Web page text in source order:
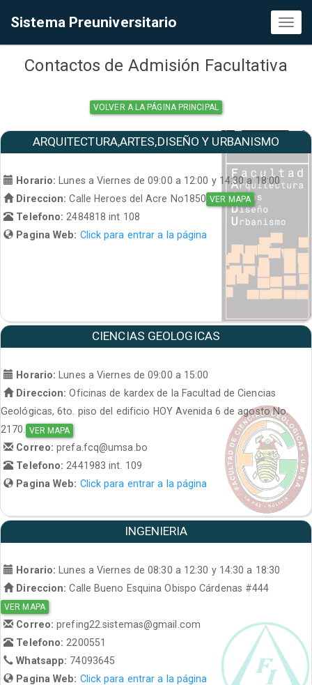
Sistema Preuniversitario
Contactos de Admisión Facultativa
VOLVER A LA PÁGINA PRINCIPAL
ARQUITECTURA,ARTES,DISEÑO Y URBANISMO
Horario:
Lunes a Viernes de 09:00 a 12:00 y 14:30 a 18:00
Direccion: Calle Heroes del Acre No1850 VER MAPA
Telefono: 2484818 int 108
Pagina Web: Click para entrar a la página
CIENCIAS GEOLOGICAS
Horario: Lunes a Viernes de 09:00 a 15:00
Direccion: Oficinas de kardex de la Facultad de Ciencias
Geológicas, 6to. piso del edificio HOY Avenida 6 de agosto No.
2170. VER MAPA
Correo:prefa.fcq@umsa.bo
Telefono:2441983 int. 109
Pagina Web: Click para entrar a la página
INGENIERIA
Horario:
Lunes a Viernes de 08:30 a 12:30 y 14:30 a 18:30
Direccion: Calle Bueno Esquina Obispo Cárdenas #444
VER MAPA
Correo:prefing22.sistemas@gmail.com
Telefono: 2200551
Whatsapp: 74093645
Pagina Web: Click para entrar a la página